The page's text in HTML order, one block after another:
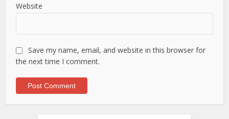
Website
Save my name, email, and website in this browser for
the next time I comment.